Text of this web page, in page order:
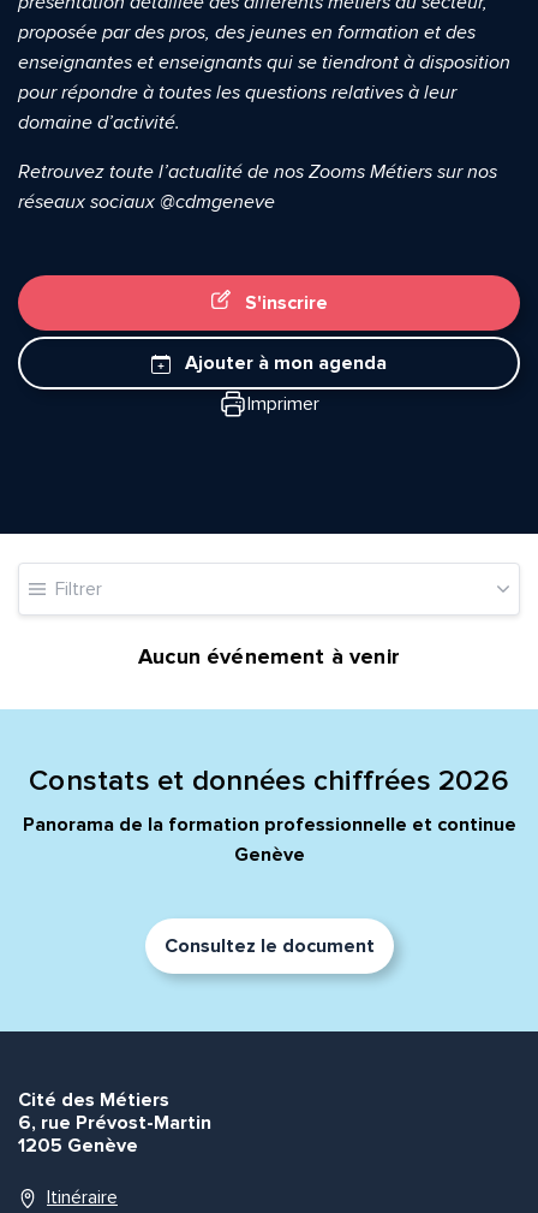
proposée par des pros, des jeunes en formation et des
enseignantes et enseignants qui se tiendront à disposition
pour répondre à toutes les questions relatives à leur
domaine d’activité.
Retrouvez toute l’actualité de nos Zooms Métiers sur nos
réseaux sociaux @cdmgeneve
S'inscrire
Ajouter à mon agenda
Imprimer
Filtrer
Aucun événement à venir
Constats et données chiffrées 2026
Panorama de la formation professionnelle et continue
Genève
Consultez le document
Cité des Métiers
6, rue Prévost-Martin
1205 Genève
Itinéraire